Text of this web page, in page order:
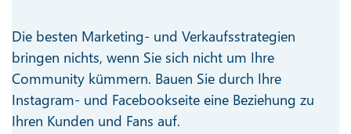
Die besten Marketing- und Verkaufsstrategien
bringen nichts, wenn Sie sich nicht um Ihre
Community kümmern. Bauen Sie durch Ihre
Instagram- und Facebookseite eine Beziehung zu
Ihren Kunden und Fans auf.